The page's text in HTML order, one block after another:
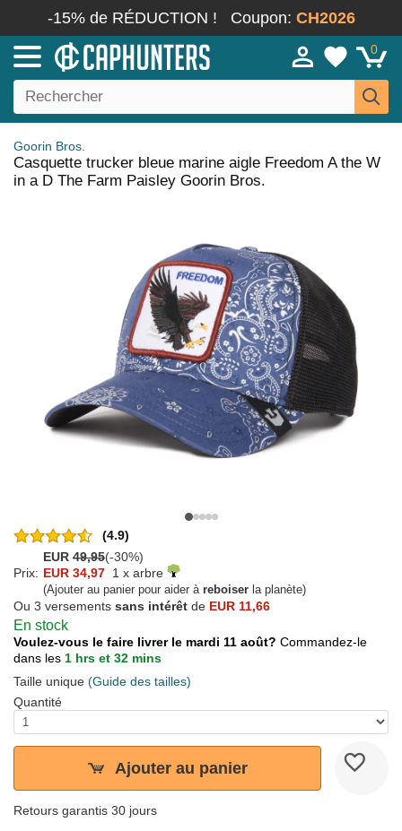
-15% de RÉDUCTION ! Coupon: CH2026
0
Goorin Bros.
Casquette trucker bleue marine aigle Freedom A the W
in a D The Farm Paisley Goorin Bros.
(4.9)
EUR 49,95(-30%)
Prix: EUR 34,97 1 x arbre
(Ajouter au panier pour aider à reboiser la planète)
Ou 3 versements sans intérêt de EUR 11,66
En stock
Voulez-vous le faire livrer le mardi 11 août? Commandez-le
dans les 1 hrs et 32 mins
Taille unique (Guide des tailles)
Quantité
Ajouter au panier
Retours garantis 30 jours